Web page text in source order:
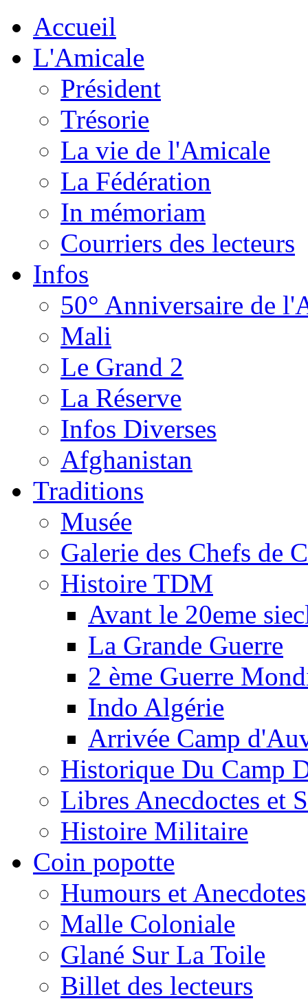
Accueil
L'Amicale
Président
Trésorie
La vie de l'Amicale
La Fédération
In mémoriam
Courriers des lecteurs
Infos
50° Anniversaire de
Mali
Le Grand 2
La Réserve
Infos Diverses
Afghanistan
Traditions
Musée
Galerie des Chefs de
Histoire TDM
Avant le 20eme
La Grande Guerre
2 ème Guerre
Indo Algérie
Arrivée Camp
Historique Du Camp
Libres Anecdoctes et
Histoire Militaire
Coin popotte
Humours et Anecdotes
Malle Coloniale
Glané Sur La Toile
Billet des lecteurs